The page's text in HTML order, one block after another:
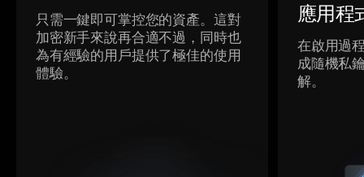
只需一鍵即可掌控您的資產。這對
加密新手來說再合適不過，同時也
為有經驗的用戶提供了極佳的使用
體驗。
應用程
在啟用過
成隨機私
解。